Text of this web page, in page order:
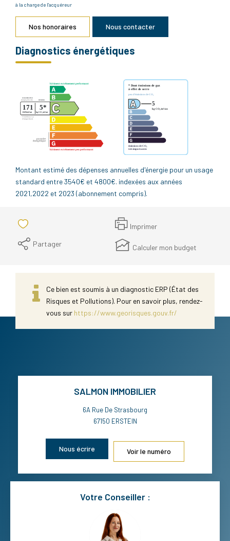
à la charge de l'acquéreur
Nos honoraires Nous contacter
Diagnostics énergétiques
Montant estimé des dépenses annuelles d'énergie pour un usage
standard entre 3540€ et 4800€. indexées aux années
2021,2022 et 2023 (abonnement compris).
Imprimer
Partager
Calculer mon budget
Ce bien est soumis à un diagnostic ERP (État des
Risques et Pollutions). Pour en savoir plus, rendez-
vous sur https://www.georisques.gouv.fr/
SALMON IMMOBILIER
6A Rue De Strasbourg
67150 ERSTEIN
Nous écrire Voir le numéro
Votre Conseiller :